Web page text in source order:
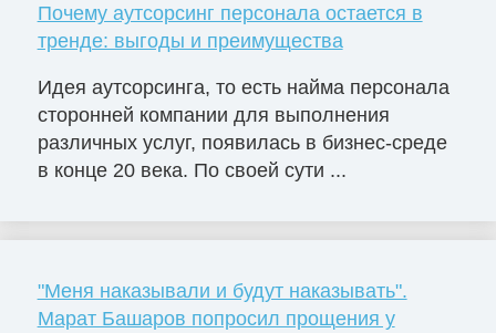
Почему аутсорсинг персонала остается в
тренде: выгоды и преимущества
Идея аутсорсинга, то есть найма персонала
сторонней компании для выполнения
различных услуг, появилась в бизнес-среде
в конце 20 века. По своей сути ...
"Меня наказывали и будут наказывать".
Марат Башаров попросил прощения у